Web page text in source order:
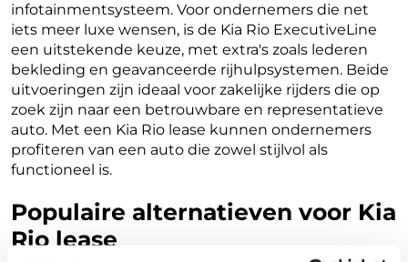
infotainmentsysteem. Voor ondernemers die net
iets meer luxe wensen, is de Kia Rio ExecutiveLine
een uitstekende keuze, met extra's zoals lederen
bekleding en geavanceerde rijhulpsystemen. Beide
uitvoeringen zijn ideaal voor zakelijke rijders die op
zoek zijn naar een betrouwbare en representatieve
auto. Met een Kia Rio lease kunnen ondernemers
profiteren van een auto die zowel stijlvol als
functioneel is.
Populaire alternatieven voor Kia
Rio lease